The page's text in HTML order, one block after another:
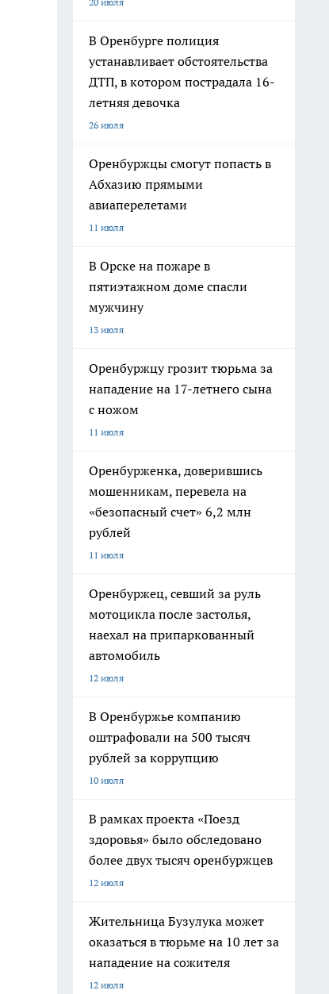
В Оренбурге полиция
устанавливает обстоятельства
ДТП, в котором пострадала 16-
летняя девочка
26 июля
Оренбуржцы смогут попасть в
Абхазию прямыми
авиаперелетами
11 июля
В Орске на пожаре в
пятиэтажном доме спасли
мужчину
13 июля
Оренбуржцу грозит тюрьма за
нападение на 17-летнего сына
с ножом
11 июля
Оренбурженка, доверившись
мошенникам, перевела на
«безопасный счет» 6,2 млн
рублей
11 июля
Оренбуржец, севший за руль
мотоцикла после застолья,
наехал на припаркованный
автомобиль
12 июля
В Оренбуржье компанию
оштрафовали на 500 тысяч
рублей за коррупцию
10 июля
В рамках проекта «Поезд
здоровья» было обследовано
более двух тысяч оренбуржцев
12 июля
Жительница Бузулука может
оказаться в тюрьме на 10 лет за
нападение на сожителя
12 июля